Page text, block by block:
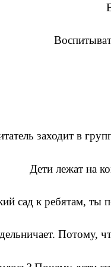
заходит в
Дети лежат на
сад к ребятам, ты
Потому,